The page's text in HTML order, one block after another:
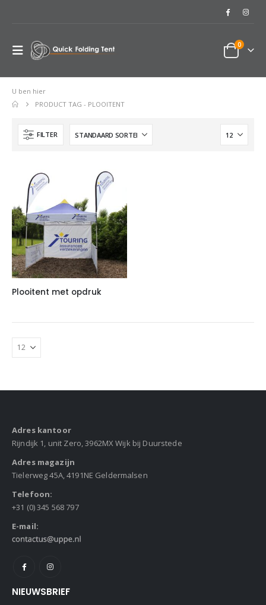
0
U ben hier
PRODUCT TAG - PLOOITENT
FILTER
Plooitent met opdruk
Adres kantoor
Rijndijk 1, unit Zero, 3962MX Wijk bij Duurstede
Adres magazijn
Tielerweg 45A, 4191NE Geldermalsen
Telefoon:
+31 (0) 345 568 797
E-mail:
NIEUWSBRIEF